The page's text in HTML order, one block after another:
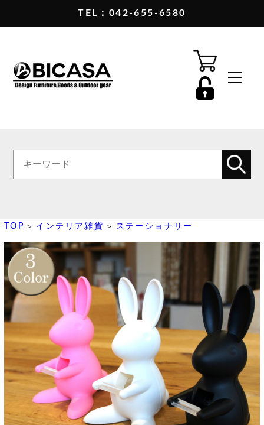
TEL：042-655-6580
TOP > インテリア雑貨 > ステーショナリー